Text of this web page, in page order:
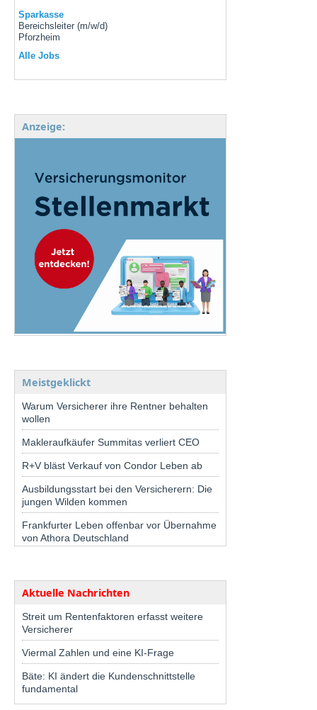
Sparkasse
Bereichsleiter (m/w/d)
Pforzheim
Alle Jobs
Anzeige:
Meistgeklickt
Warum Versicherer ihre Rentner behalten
wollen
Makleraufkäufer Summitas verliert CEO
R+V bläst Verkauf von Condor Leben ab
Ausbildungsstart bei den Versicherern: Die
jungen Wilden kommen
Frankfurter Leben offenbar vor Übernahme
von Athora Deutschland
Aktuelle Nachrichten
Streit um Rentenfaktoren erfasst weitere
Versicherer
Viermal Zahlen und eine KI-Frage
Bäte: KI ändert die Kundenschnittstelle
fundamental